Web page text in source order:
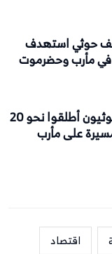
في قصف حوثي استهدف
مأرب وحضرموت
مقتل وإصابة 16 مدنيا.. الحوثيون أطلقوا نحو 20
اقتصاد